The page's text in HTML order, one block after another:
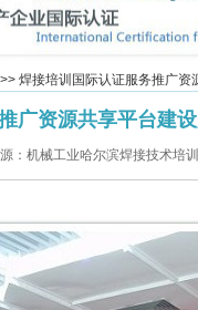
>> 焊接培训国际认证服务推广
广资源共享平台建
：机械工业哈尔滨焊接技术培